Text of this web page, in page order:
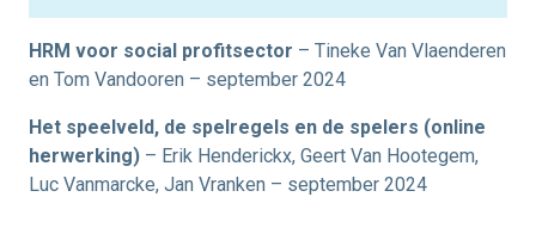
HRM voor social profitsector – Tineke Van Vlaenderen
en Tom Vandooren – september 2024
Het speelveld, de spelregels en de spelers (online
herwerking) – Erik Henderickx, Geert Van Hootegem,
Luc Vanmarcke, Jan Vranken – september 2024